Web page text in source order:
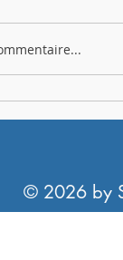
© 2026 by